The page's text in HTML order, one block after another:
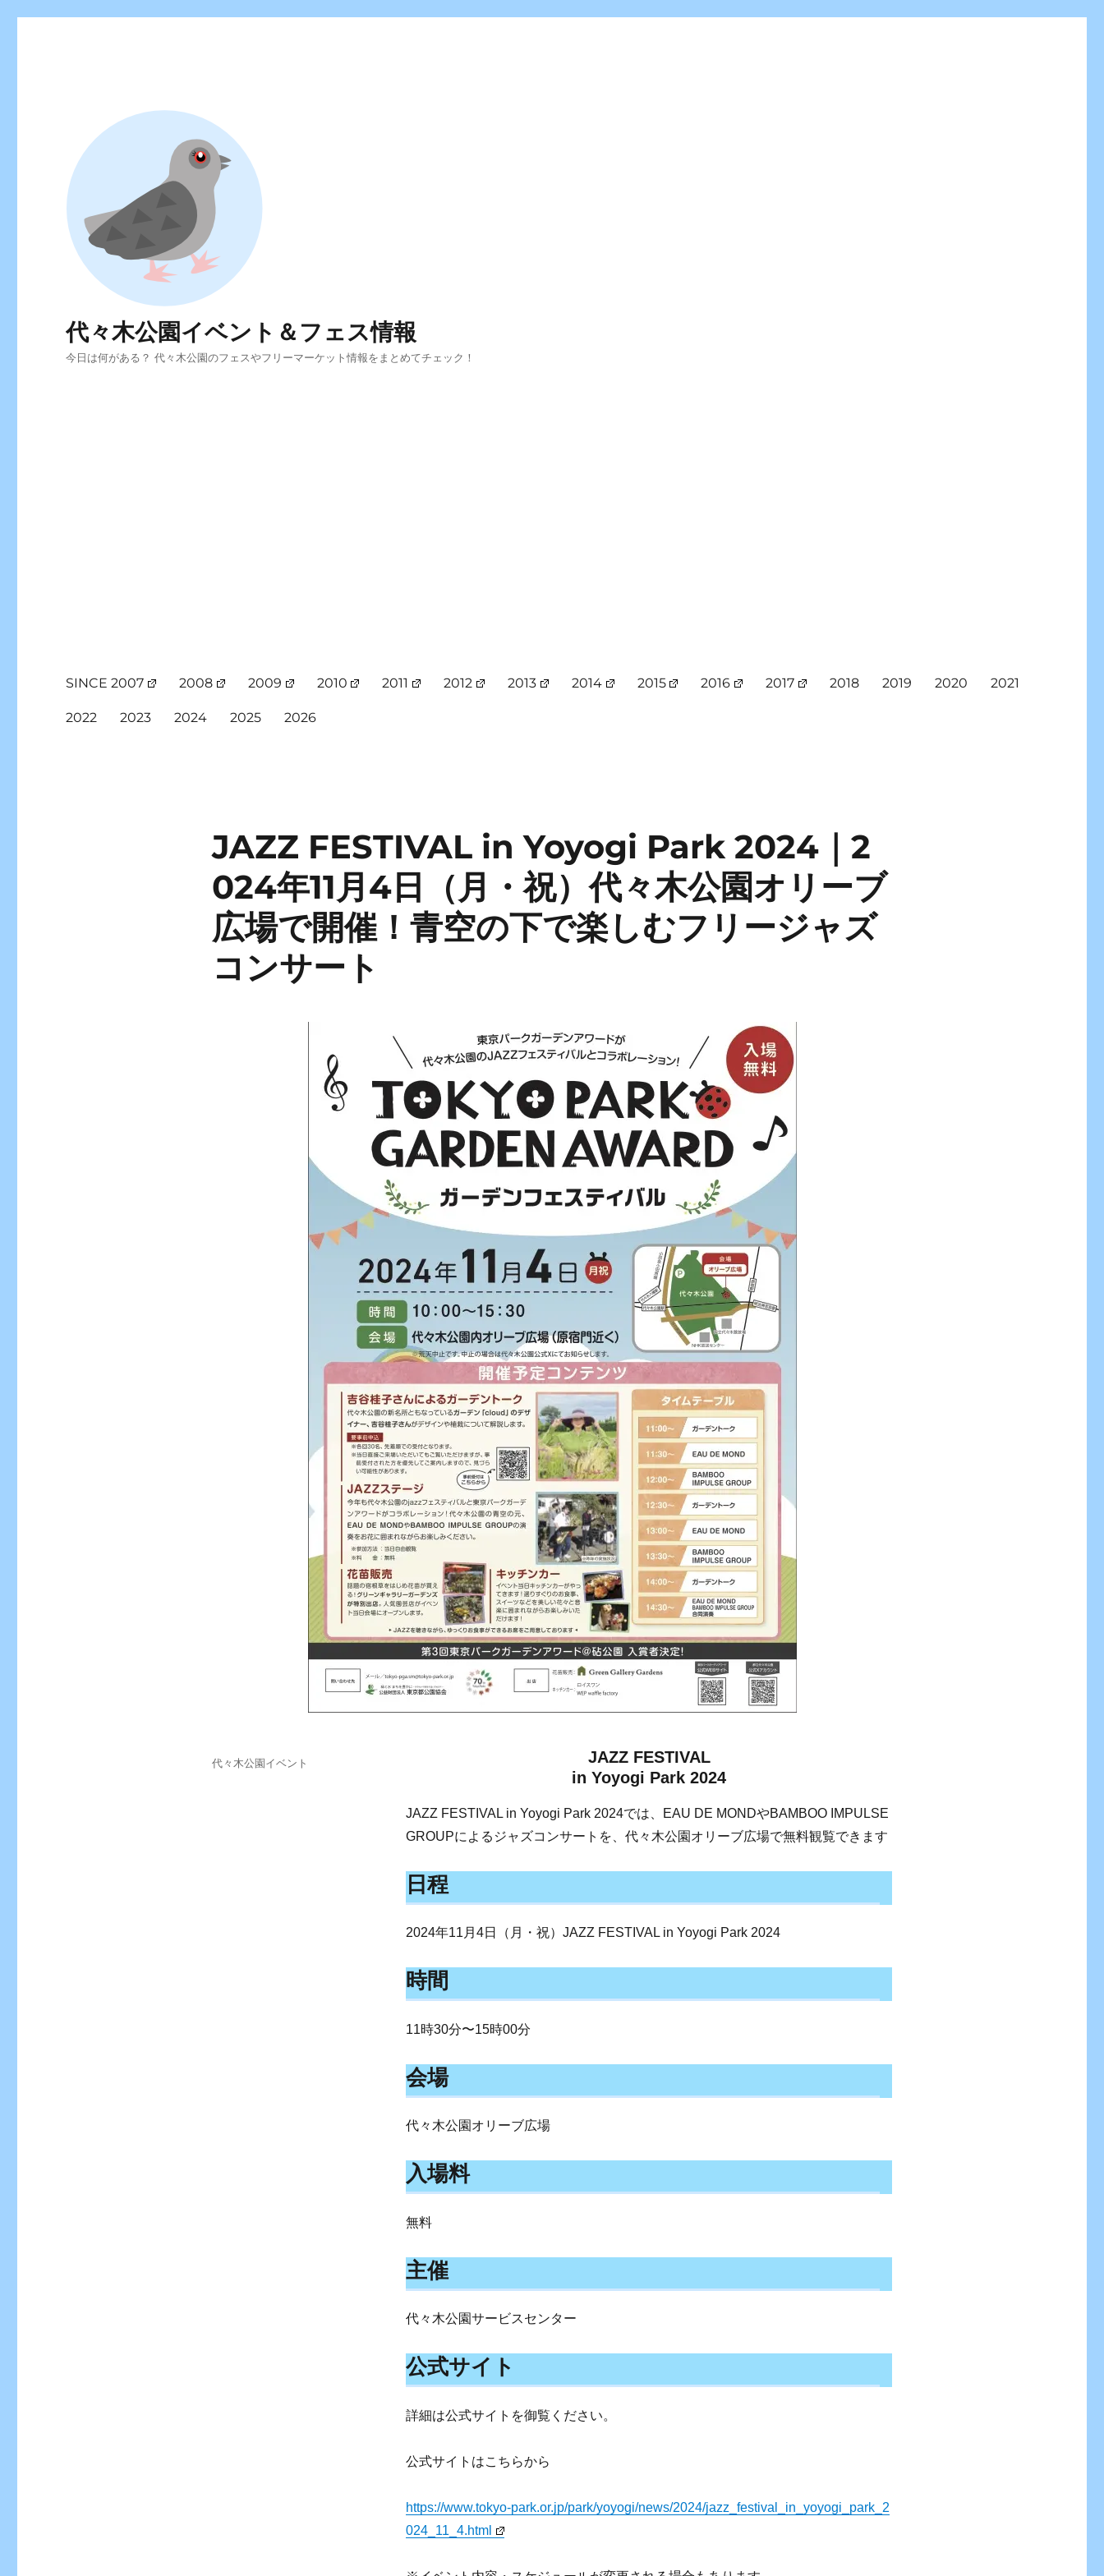
代々木公園イベント＆フェス情報
今日は何がある？ 代々木公園のフェスやフリーマーケット情報をまとめてチェック！
SINCE 2007 2008 2009 2010 2011 2012 2013 2014 2015 2016 2017 2018 2019 2020 2021
2022 2023 2024 2025 2026
JAZZ FESTIVAL in Yoyogi Park 2024｜2
024年11月4日（月・祝）代々木公園オリーブ
広場で開催！青空の下で楽しむフリージャズ
コンサート
JAZZ FESTIVAL
in Yoyogi Park 2024
JAZZ FESTIVAL in Yoyogi Park 2024では、EAU DE MONDやBAMBOO IMPULSE
GROUPによるジャズコンサートを、代々木公園オリーブ広場で無料観覧できます
日程
2024年11月4日（月・祝）JAZZ FESTIVAL in Yoyogi Park 2024
時間
11時30分〜15時00分
会場
代々木公園オリーブ広場
入場料
無料
主催
代々木公園サービスセンター
公式サイト
詳細は公式サイトを御覧ください。
公式サイトはこちらから
https://www.tokyo-park.or.jp/park/yoyogi/news/2024/jazz_festival_in_yoyogi_park_2
024_11_4.html
投
カ
代々木公園イベント